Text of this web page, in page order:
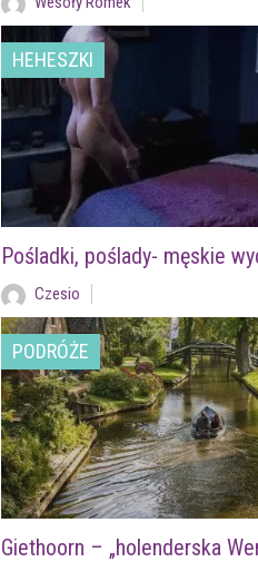
HEHESZKI
Pośladki, poślady- męskie
Czesio
PODRÓŻE
Giethoorn – „holenderska